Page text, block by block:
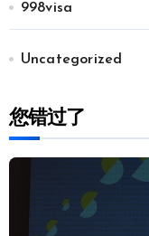
998visa
Uncategorized
您错过了